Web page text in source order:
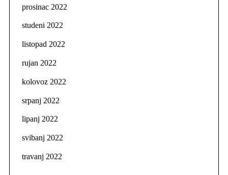
prosinac 2022
studeni 2022
listopad 2022
rujan 2022
kolovoz 2022
srpanj 2022
lipanj 2022
svibanj 2022
travanj 2022